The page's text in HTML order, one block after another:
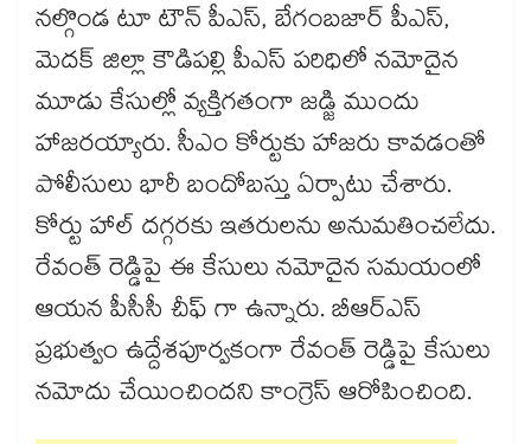
నల్గొండ టూ టౌన్ పీఎస్, బేగంబజార్ పీఎస్,
మెదక్ జిల్లా కౌడిపల్లి పీఎస్ పరిధిలో నమోదైన
మూడు కేసుల్లో వ్యక్తిగతంగా జడ్జి ముందు
హాజరయ్యారు. సీఎం కోర్టుకు హాజరు కావడంతో
పోలీసులు భారీ బందోబస్తు ఏర్పాటు చేశారు.
కోర్టు హాల్ దగ్గరకు ఇతరులను అనుమతించలేదు.
రేవంత్ రెడ్డిపై ఈ కేసులు నమోదైన సమయంలో
ఆయన పీసీసీ చీఫ్ గా ఉన్నారు. బీఆర్ఎస్
ప్రభుత్వం ఉద్దేశపూర్వకంగా రేవంత్ రెడ్డిపై కేసులు
నమోదు చేయించిందని కాంగ్రెస్ ఆరోపించింది.